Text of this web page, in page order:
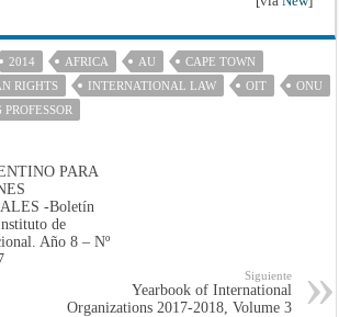
2014 AFRICA AU
CAPE TOWN
RIGHTS INTERNATIONAL LAW OIT
ONU
PARA
-Boletín
de
Año 8 – Nº
Siguiente
Yearbook of International
Organizations 2017-2018, Volume 3